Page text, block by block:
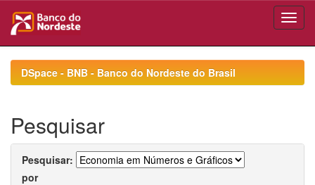
navigationDSpace - BNB - Banco do Nordeste do Brasil
Pesquisar
Pesquisar:
por